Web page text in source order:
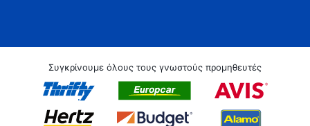
Συγκρίνουμε όλους τους γνωστούς προμηθευτές